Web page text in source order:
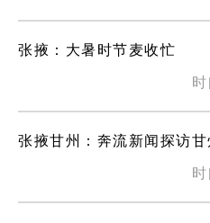
张掖：大暑时节麦收忙
张掖甘州：奔流新闻探访